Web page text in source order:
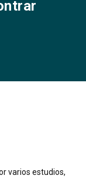
varios estudios,